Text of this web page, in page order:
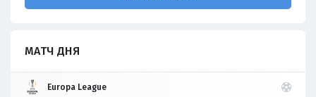
МАТЧ ДНЯ
Europa League